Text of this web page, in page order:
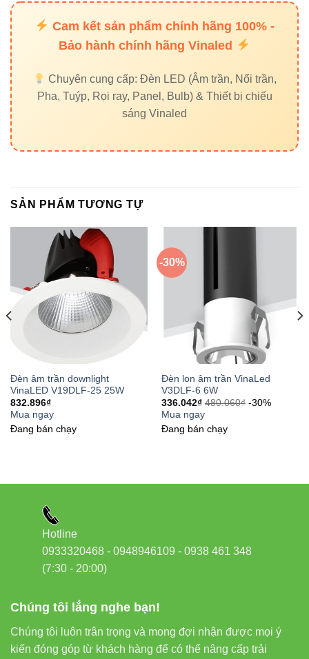
Cam kết sản phẩm chính hãng 100% -
Bảo hành chính hãng Vinaled
Chuyên cung cấp: Đèn LED (Âm trần, Nổi trần,
Pha, Tuýp, Rọi ray, Panel, Bulb) & Thiết bị chiếu
sáng Vinaled
SẢN PHẨM TƯƠNG TỰ
Đèn âm trần downlight
VinaLED V19DLF-25 25W
832.896₫
Mua ngay
Đang bán chạy
-30%
Đèn lon âm trần VinaLed
V3DLF-6 6W
336.042₫ 480.060₫ -30%
Mua ngay
Đang bán chạy
Chúng tôi lắng nghe bạn!
Chúng tôi luôn trân trọng và mong đợi nhận được mọi ý
kiến đóng góp từ khách hàng để có thể nâng cấp trải
Hotline
0933320468 - 0948946109 - 0938 461 348
(7:30 - 20:00)